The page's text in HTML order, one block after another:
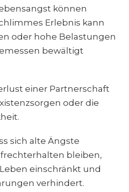
können
Erlebnis kann
oder hohe Belastungen
bewältigt
einer Partnerschaft
oder die
sich alte Ängste
bleiben,
einschränkt und
verhindert.